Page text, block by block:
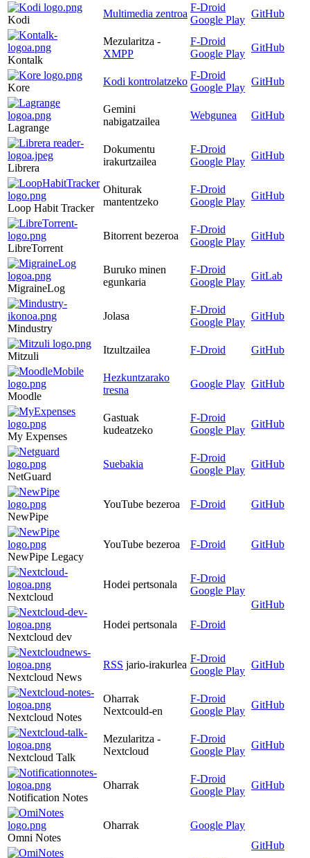
Kodi
Multimedia zentroa
F-Droid
Google Play
GitHub
Kontalk
Mezularitza -
XMPP
F-Droid
Google Play
GitHub
Kore
Kodi kontrolatzeko
F-Droid
Google Play
GitHub
Lagrange
Gemini
nabigatzailea
Webgunea GitHub
Librera
Dokumentu
irakurtzailea
F-Droid
Google Play
GitHub
Loop Habit Tracker
Ohiturak
mantentzeko
F-Droid
Google Play
GitHub
LibreTorrent
Bitorrent bezeroa
F-Droid
Google Play
GitHub
MigraineLog
Buruko minen
egunkaria
F-Droid
Google Play
GitLab
Mindustry
Jolasa
F-Droid
Google Play
GitHub
Mitzuli
Itzultzailea F-Droid GitHub
Moodle
Hezkuntzarako
tresna
Google Play GitHub
My Expenses
Gastuak
kudeatzeko
F-Droid
Google Play
GitHub
NetGuard
Suebakia
F-Droid
Google Play
GitHub
NewPipe
YouTube bezeroa F-Droid GitHub
NewPipe Legacy
YouTube bezeroa F-Droid GitHub
Nextcloud
Hodei pertsonala
F-Droid
Google Play
GitHub
Nextcloud dev
Hodei pertsonala F-Droid
Nextcloud News
RSS jario-irakurlea
F-Droid
Google Play
GitHub
Nextcloud Notes
Oharrak
Nextcould-en
F-Droid
Google Play
GitHub
Nextcloud Talk
Mezularitza -
Nextcloud
F-Droid
Google Play
GitHub
Notification Notes
Oharrak
F-Droid
Google Play
GitHub
Omni Notes
Oharrak
Google Play
GitHub